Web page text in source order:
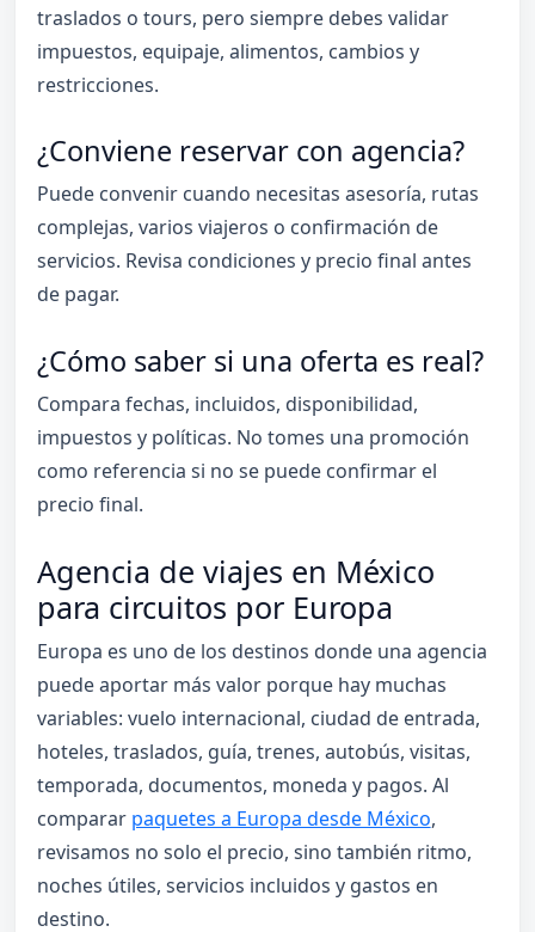
traslados o tours, pero siempre debes validar
impuestos, equipaje, alimentos, cambios y
restricciones.
¿Conviene reservar con agencia?
Puede convenir cuando necesitas asesoría, rutas
complejas, varios viajeros o confirmación de
servicios. Revisa condiciones y precio final antes
de pagar.
¿Cómo saber si una oferta es real?
Compara fechas, incluidos, disponibilidad,
impuestos y políticas. No tomes una promoción
como referencia si no se puede confirmar el
precio final.
Agencia de viajes en México
para circuitos por Europa
Europa es uno de los destinos donde una agencia
puede aportar más valor porque hay muchas
variables: vuelo internacional, ciudad de entrada,
hoteles, traslados, guía, trenes, autobús, visitas,
temporada, documentos, moneda y pagos. Al
comparar paquetes a Europa desde México,
revisamos no solo el precio, sino también ritmo,
noches útiles, servicios incluidos y gastos en
destino.